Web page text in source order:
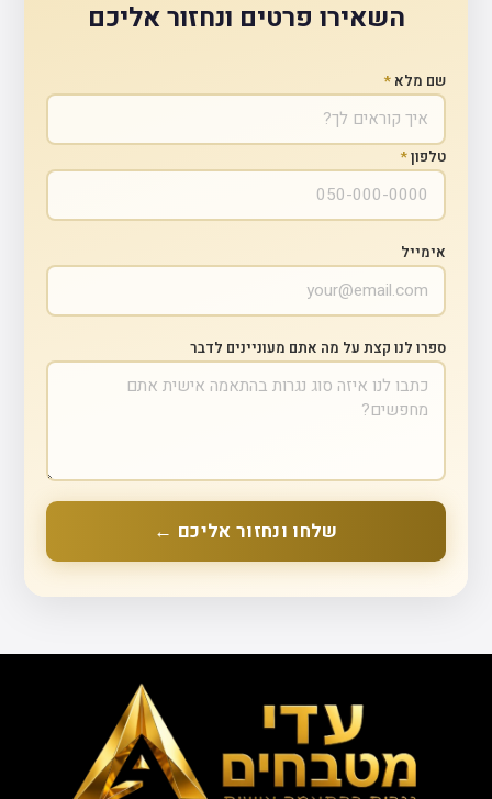
השאירו פרטים ונחזור אליכם
שם מלא*
טלפון*
אימייל
ספרו לנו קצת על מה אתם מעוניינים לדבר
שלחו ונחזור אליכם ←